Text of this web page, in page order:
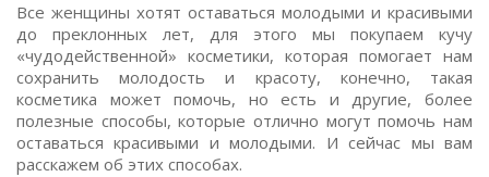
Все женщины хотят оставаться молодыми и красивыми
до преклонных лет, для этого мы покупаем кучу
«чудодейственной» косметики, которая помогает нам
сохранить молодость и красоту, конечно, такая
косметика может помочь, но есть и другие, более
полезные способы, которые отлично могут помочь нам
оставаться красивыми и молодыми. И сейчас мы вам
расскажем об этих способах.